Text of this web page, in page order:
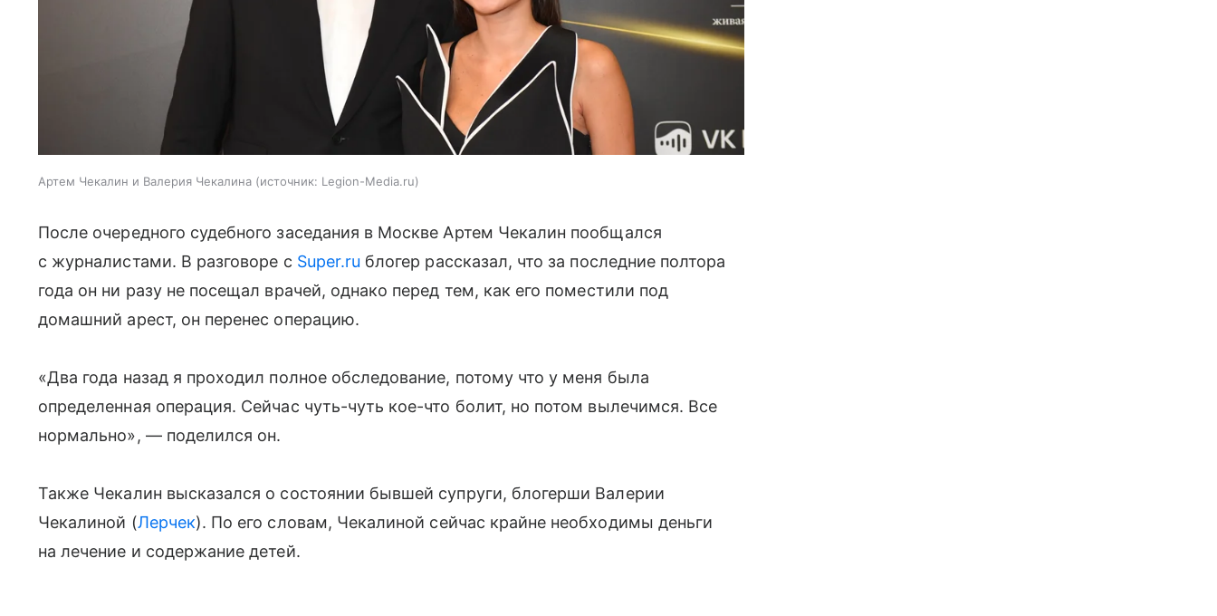
Артем Чекалин и Валерия Чекалина источник: Legion-Media.ru
После очередного судебного заседания в Москве Артем Чекалин пообщался
с журналистами. В разговоре с Super.ru блогер рассказал, что за последние полтора
года он ни разу не посещал врачей, однако перед тем, как его поместили под
домашний арест, он перенес операцию.
«Два года назад я проходил полное обследование, потому что у меня была
определенная операция. Сейчас чуть-чуть кое-что болит, но потом вылечимся. Все
нормально», — поделился он.
Также Чекалин высказался о состоянии бывшей супруги, блогерши Валерии
Чекалиной (Лерчек). По его словам, Чекалиной сейчас крайне необходимы деньги
на лечение и содержание детей.